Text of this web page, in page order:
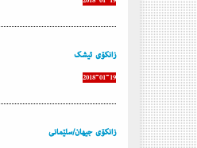
زانكۆی ئیشك
2018-01-19
زانكۆی جیهان/سلێمانی